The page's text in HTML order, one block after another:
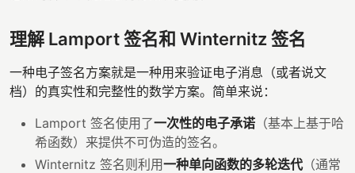
理解 Lamport 签名和 Winternitz 签名
一种电子签名方案就是一种用来验证电子消息（或者说文
档）的真实性和完整性的数学方案。简单来说：
Lamport 签名使用了一次性的电子承诺 （基本上基于哈
希函数）来提供不可伪造的签名。
Winternitz 签名则利用一种单向函数的多轮迭代（通常